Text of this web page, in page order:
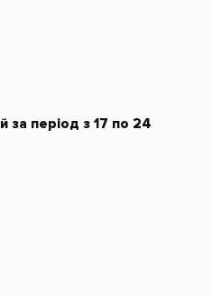
за період з 17 по 24